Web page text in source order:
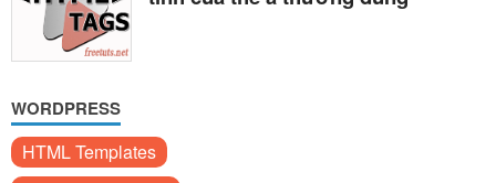
WORDPRESS
HTML Templates